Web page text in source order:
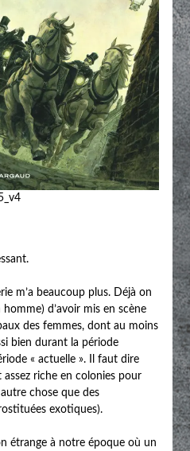
m’a beaucoup plus. Déjà on
d’avoir mis en scène
des femmes, dont au moins
bien durant la période
« actuelle ». Il faut dire
riche en colonies pour
chose que des
exotiques).
étrange à notre époque où un